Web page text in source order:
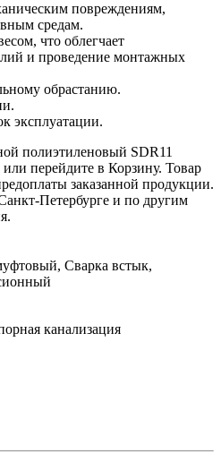
повреждениям,
средам.
что облегчает
и проведение монтажных
обрастанию.
эксплуатации.
полиэтиленовый SDR11
перейдите в Корзину. Товар
заказанной продукции.
Петербурге и по другим
Сварка встык,
канализация